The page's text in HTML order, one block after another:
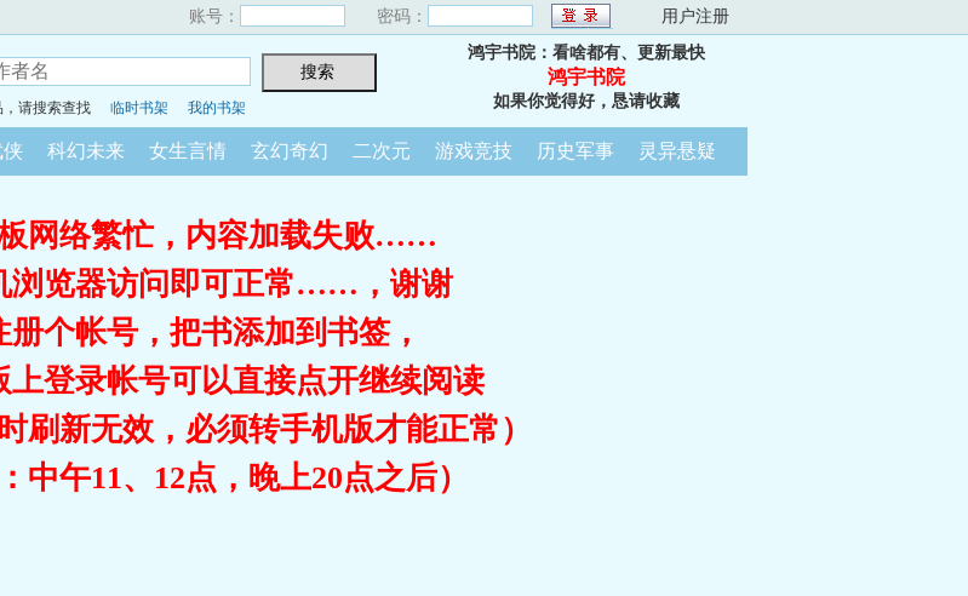
账号： 密码： 用户注册
请搜索查找 临时书架 我的书架
鸿宇书院：看啥都有、更新最快
鸿宇书院
如果你觉得好，恳请收藏
侠 科幻未来 女生言情 玄幻奇幻 二次元 游戏竞技 历史军事 灵异悬疑
网络繁忙，内容加载失败……
浏览器访问即可正常……，谢谢
册个帐号，把书添加到书签，
上登录帐号可以直接点开继续阅读
刷新无效，必须转手机版才能正常）
中午11、12点，晚上20点之后）